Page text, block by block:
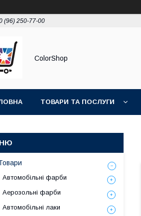
(96) 250-77-00
ColorShop
ТОВАРИ ТА ПОСЛУГИ
Автомобільні фарби
Аерозольні фарби
Автомобільні лаки